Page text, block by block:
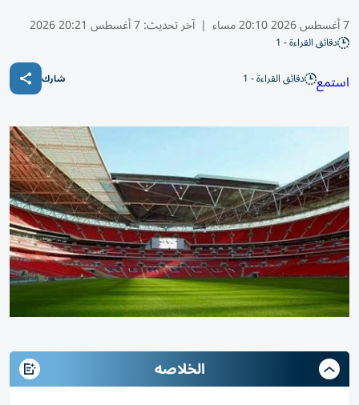
7 أغسطس 2026 20:10 مساء | آخر تحديث:7 أغسطس 20:21 2026
دقائق القراءة - 1
استمع دقائق القراءة - 1 شارك
الخلاصه